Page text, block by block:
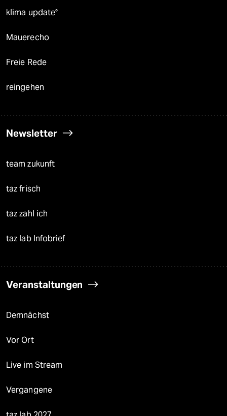
klima update°
Mauerecho
Freie Rede
reingehen
Newsletter
team zukunft
taz frisch
taz zahl ich
taz lab Infobrief
Veranstaltungen
Demnächst
Vor Ort
Live im Stream
Vergangene